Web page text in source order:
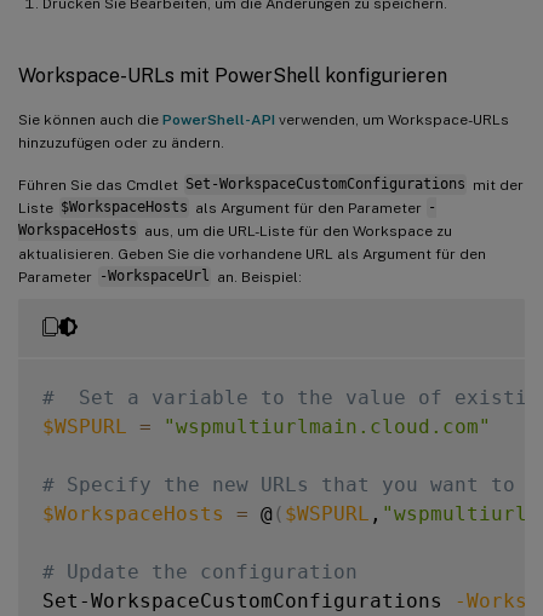
Workspace-URLs mit PowerShell konfigurieren
Sie können auch die PowerShell-API verwenden, um Workspace-URLs
hinzuzufügen oder zu ändern.
Führen Sie das Cmdlet Set-WorkspaceCustomConfigurations mit der
Liste $WorkspaceHosts als Argument für den Parameter -
WorkspaceHosts aus, um die URL-Liste für den Workspace zu
aktualisieren. Geben Sie die vorhandene URL als Argument für den
Parameter -WorkspaceUrl an. Beispiel:
#  Set a variable to the value of existing
$WSPURL
= "wspmultiurlmain.cloud.com"
# Specify the new URLs that you want
$WorkspaceHosts
= @( $WSPURL ,
# Update the configuration
Set-WorkspaceCustomConfigurations
-